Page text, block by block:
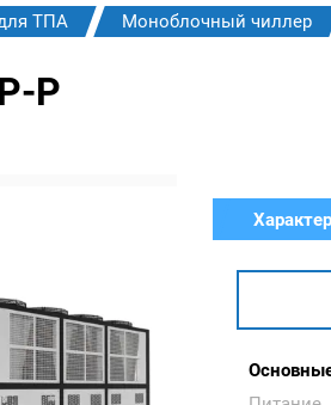
ТПА Моноблочный чиллер
P